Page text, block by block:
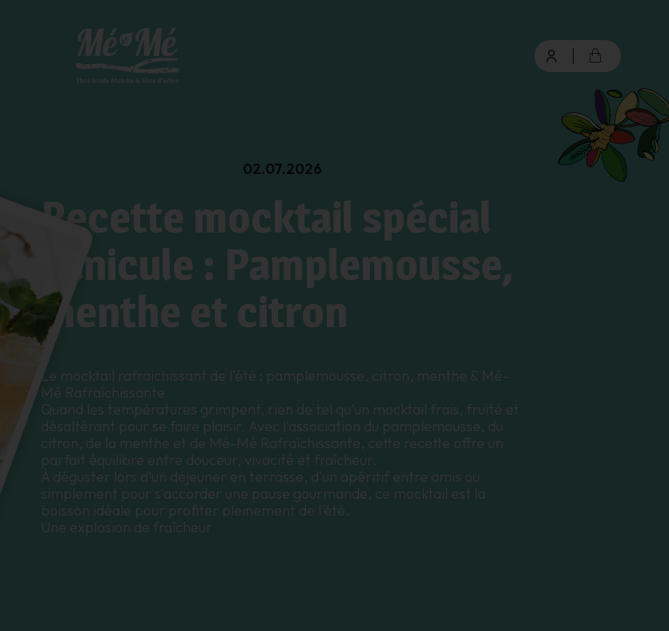
Mot de passe oublié ?
02.07.2026
Recette mocktail spécial
canicule : Pamplemousse,
menthe et citron
Le mocktail rafraichissant de l'été : pamplemousse, citron, menthe & Mé-
Mé Rafraîchissante
Quand les températures grimpent, rien de tel qu'un mocktail frais, fruité et
désaltérant pour se faire plaisir. Avec l'association du pamplemousse, du
citron, de la menthe et de Mé-Mé Rafraîchissante, cette recette offre un
parfait équilibre entre douceur, vivacité et fraîcheur.
À déguster lors d'un déjeuner en terrasse, d'un apéritif entre amis ou
simplement pour s'accorder une pause gourmande, ce mocktail est la
boisson idéale pour profiter pleinement de l'été.
Une explosion de fraîcheur